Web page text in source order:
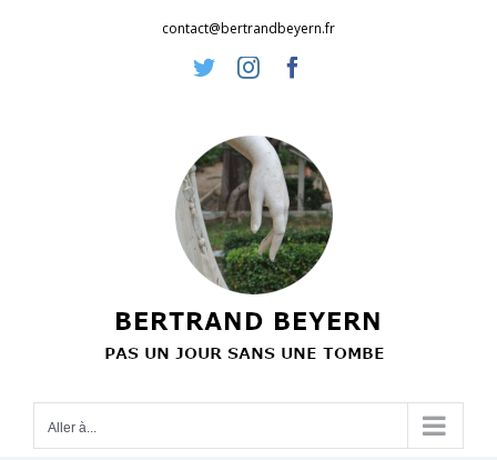
contact@bertrandbeyern.fr
TwitterInstagram
Aller à...